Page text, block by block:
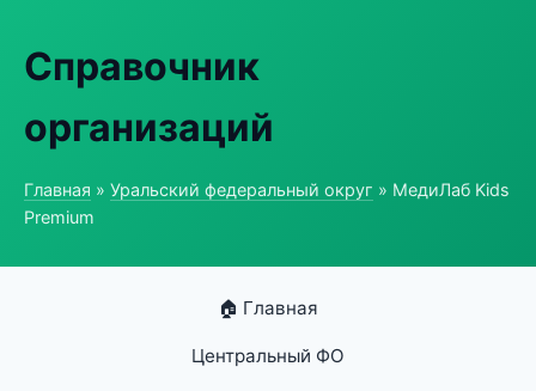
Справочник
организаций
Главная » Уральский федеральный округ » МедиЛаб Kids
Premium
🏠 Главная
Центральный ФО